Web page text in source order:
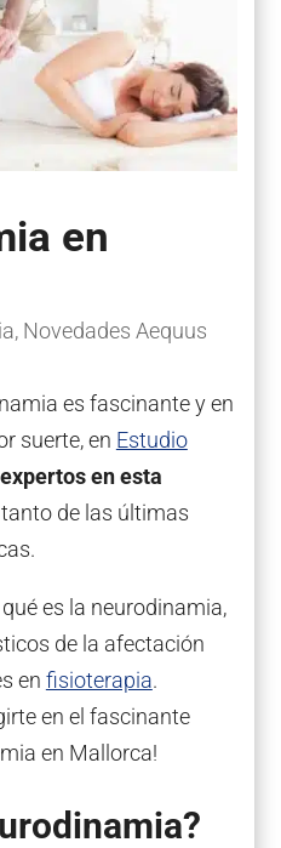
en
, Novedades Aequus
es fascinante y en
suerte, en Estudio
expertos en esta
de las últimas
es la neurodinamia,
de la afectación
en fisioterapia.
en el fascinante
en Mallorca!